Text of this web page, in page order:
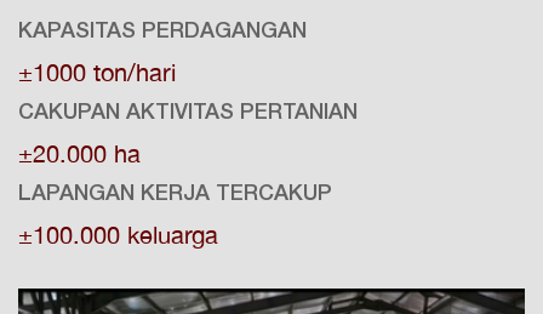
KAPASITAS PERDAGANGAN
±1000 ton/hari
CAKUPAN AKTIVITAS PERTANIAN
±20.000 ha
LAPANGAN KERJA TERCAKUP
±100.000 keluarga